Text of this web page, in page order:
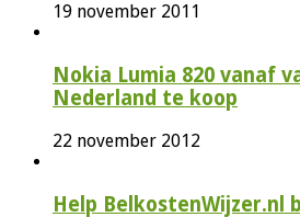
19 november 2011
Nokia Lumia 820 vanaf
Nederland te koop
22 november 2012
Help BelkostenWijzer.nl